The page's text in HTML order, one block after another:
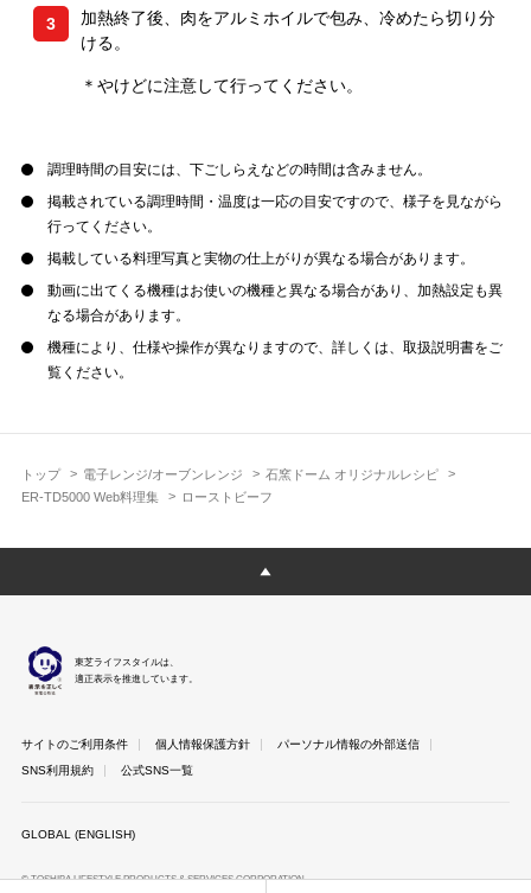
トップ 電子レンジ/オーブンレンジ
石窯ドーム オリジナルレシピ
ER-TD5000 Web料理集
ローストビーフ
3
加熱終了後、肉をアルミホイルで包み、冷めたら切り分
ける。
＊やけどに注意して行ってください。
調理時間の目安には、下ごしらえなどの時間は含みません。
掲載されている調理時間・温度は一応の目安ですので、様子を見ながら
行ってください。
掲載している料理写真と実物の仕上がりが異なる場合があります。
動画に出てくる機種はお使いの機種と異なる場合があり、加熱設定も異
なる場合があります。
機種により、仕様や操作が異なりますので、詳しくは、取扱説明書をご
覧ください。
東芝ライフスタイルは、
適正表示を推進しています。
サイトのご利用条件 個人情報保護方針
パーソナル情報の外部送信
SNS利用規約
公式SNS一覧
GLOBAL (ENGLISH)
© TOSHIBA LIFESTYLE PRODUCTS & SERVICES CORPORATION